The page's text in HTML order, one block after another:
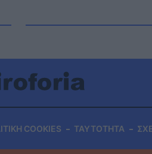
COOKIES ΤΑΥΤΟΤΗΤΑ